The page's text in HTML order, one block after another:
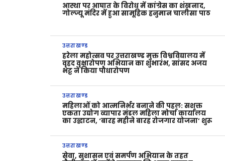
आस्था पर आघात के विरोध में कांग्रेस का शंखनाद,
गोल्ज्यू मंदिर में हुआ सामूहिक हनुमान चालीसा पाठ
उत्तराखण्ड
हरेला महोत्सव पर उत्तराखण्ड मुक्त विश्वविद्यालय में
वृहद वृक्षारोपण अभियान का शुभारंभ, सांसद अजय
भट्ट ने किया पौधारोपण
उत्तराखण्ड
महिलाओं को आत्मनिर्भर बनाने की पहल: सशक्त
एकता उद्योग व्यापार मंडल महिला मोर्चा कार्यालय
का उद्घाटन, ‘बारह महीने बारह रोजगार योजना’ शुरू
उत्तराखण्ड
सेवा, सुशासन एवं समर्पण अभियान के तहत